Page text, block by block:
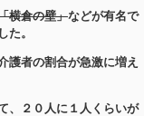
横倉の壁」などが有名で
た。
護者の割合が急激に増え
、２０人に１人くらいが